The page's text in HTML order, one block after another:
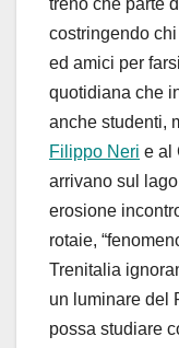
treno che parte
costringendo
ed amici per
quotidiana che
anche studenti,
Filippo Neri e al
arrivano sul
erosione
rotaie,
Trenitalia
un luminare del
possa studiare